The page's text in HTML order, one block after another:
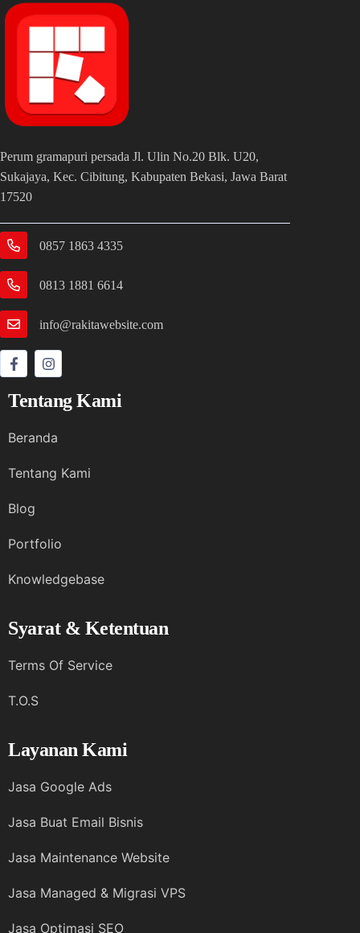
Perum gramapuri persada Jl. Ulin No.20 Blk. U20,
Sukajaya, Kec. Cibitung, Kabupaten Bekasi, Jawa Barat
17520
0857 1863 4335
0813 1881 6614
info@rakitawebsite.com
Tentang Kami
Beranda
Tentang Kami
Blog
Portfolio
Knowledgebase
Syarat & Ketentuan
Terms Of Service
T.O.S
Layanan Kami
Jasa Google Ads
Jasa Buat Email Bisnis
Jasa Maintenance Website
Jasa Managed & Migrasi VPS
Jasa Optimasi SEO